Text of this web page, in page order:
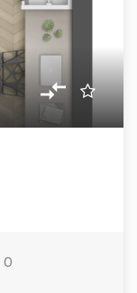
0